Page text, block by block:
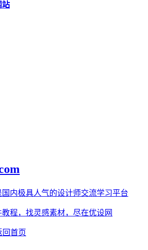
站
国内极具人气的设计师交流学习平台
程，找灵感素材，尽在优设网
回首页